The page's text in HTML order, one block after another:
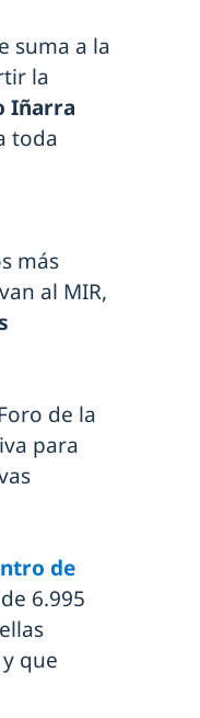
suma a la
la
Iñarra
toda
más
al MIR,
de la
para
de
6.995
que